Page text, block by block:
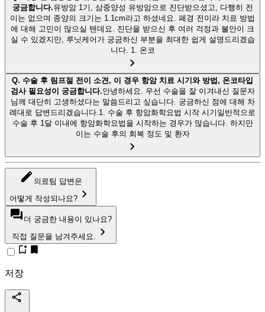
궁금합니다.유방암 1기, 삼중양성 유방암으로 진단받으셨고, 다행히 전
이는 없으며 종양의 크기는 1.1cm라고 하셨네요. 폐경 전이라 치료 방법
에 대해 고민이 많으실 텐데요. 진단을 받으신 후 여러 걱정과 불안이 크
실 수 있겠지만, 루닛케어가 궁금하신 부분을 최대한 쉽게 설명드리겠습
니다. 1. 온코
Q. 수술 후 림프절 전이 소견, 이 경우 항암 치료 시기와 방법, 온코타입
검사 필요성이 궁금합니다.안녕하세요. 우선 수술을 잘 이겨내신 질문자
님께 대단히 고생하셨다는 말씀드리고 싶습니다. 궁금하신 점에 대해 차
례대로 답변드리겠습니다.1. 수술 후 항암화학요법 시작 시기일반적으로
수술 후 1달 이내에 항암화학요법을 시작하는 경우가 많습니다. 하지만
이는 수술 후의 회복 정도 및 환자
의료팀 답변은
어떻게 작성되나요?
더 궁금한 내용이 있나요?
직접 질문을 남겨주세요.
저장